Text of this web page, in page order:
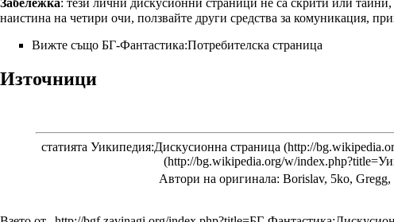
Забeлежка: тези лични дискусионни страници не са скрити или
наистина на четири очи, ползвайте други средства за комуникация,
Вижте също БГ-Фантастика:Потребителска страница
Източници
статията Уикипедия:Дискусионна страница
Автори на оригинала: Borislav, 5ko, Gregg,